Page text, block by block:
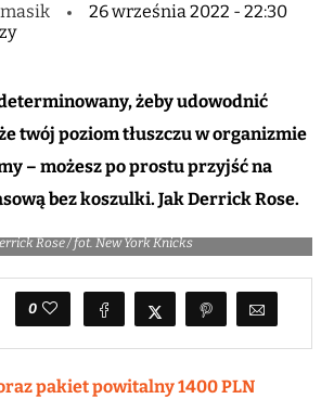
26 września 2022 - 22:30
żeby udowodnić
twój poziom tłuszczu w organizmie
– możesz po prostu przyjść na
bez koszulki. Jak Derrick Rose.
Rose / fot. New York Knicks
0
pakiet powitalny 1400 PLN